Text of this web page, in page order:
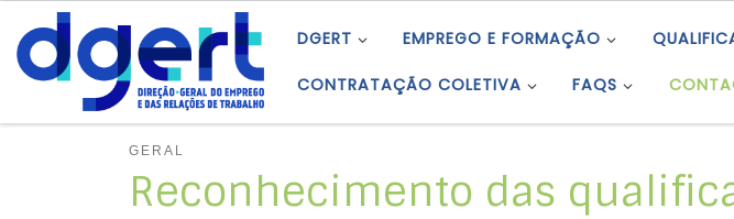
Skip to content DGERT EMPREGO E FORMAÇÃO
CONTRATAÇÃO COLETIVA FAQS
GERAL
Reconhecimento das